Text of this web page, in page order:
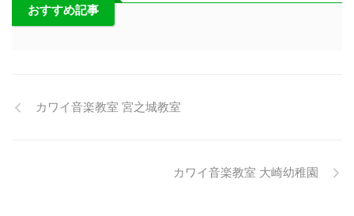
おすすめ記事
カワイ音楽教室 宮之城教室
カワイ音楽教室 大崎幼稚園